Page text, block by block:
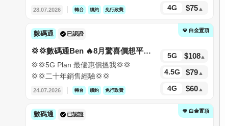
計劃/📳短約
28.07.2026 轉台 續約 免行政費 4G $75
數碼通 已認證 白金置頂
💢💢數碼通Ben 🔥8月驚喜價想平搵
我💢💢
💢💢5G Plan 最優惠價搵我💢💢
💢💢二十年銷售經驗💢💢
24.07.2026 轉台 續約 免行政費
5G $108
4.5G $79
4G $60
數碼通 已認證 白金置頂